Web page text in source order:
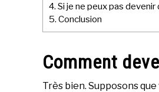
4. Si je ne peux pas
5. Conclusion
Comment
Très bien. Supposons